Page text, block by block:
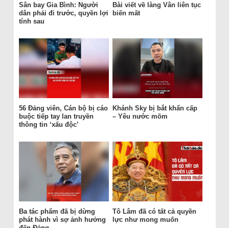
Sân bay Gia Bình: Người
dân phải đi trước, quyền lợi
tính sau
Bài viết về làng Vân liên tục
biến mất
56 Đảng viên, Cán bộ bị cáo
buộc tiếp tay lan truyền
thông tin ‘xấu độc’
Khánh Sky bị bắt khẩn cấp
– Yêu nước mõm
Ba tác phẩm đã bị dừng
phát hành vì sợ ảnh hưởng
Tô Lâm đã có tất cả quyền
lực như mong muốn